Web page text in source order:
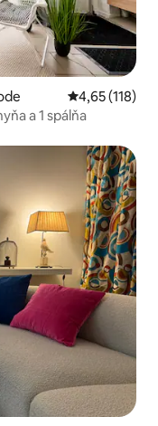
Priemerné
4,65 (118)
a 1 spálňa